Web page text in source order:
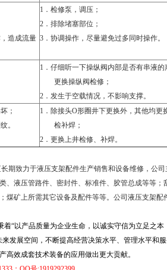
造成流量
1． 检修泵，调压；
2． 排除堵塞部位；
3． 协调操作，尽量避免过多同时操作。
1． 仔细听一下操纵阀内部是否有串液的
更换操纵阀检修；
2． 发生于空载情况，不影响支撑。
；
。
1． 除接头O形圈井下更换外，其他均更
检补焊；
2． 更换上井检修、补焊。
期致力于液压支架配件生产销售和设备维修，公司
、液压管路件、密封件、标准件、胶管总成等等；
煤矿上所需其它设备及配件等等。公司液压支架配
“以产品质量为企业生命，以诚实守信为立足之本
发展空间，不断提高经营决策水平、管理水平和
高效成套技术装备的应用做出更大贡献。